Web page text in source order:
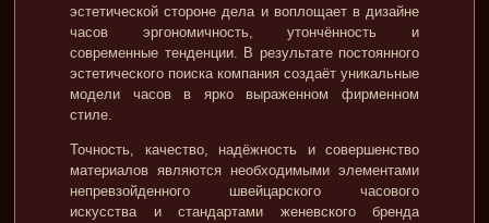
эстетической стороне дела и воплощает в дизайне
часов эргономичность, утончённость и
современные тенденции. В результате постоянного
эстетического поиска компания создаёт уникальные
модели часов в ярко выраженном фирменном
стиле.
Точность, качество, надёжность и совершенство
материалов являются необходимыми элементами
непревзойденного швейцарского часового
искусства и стандартами женевского бренда